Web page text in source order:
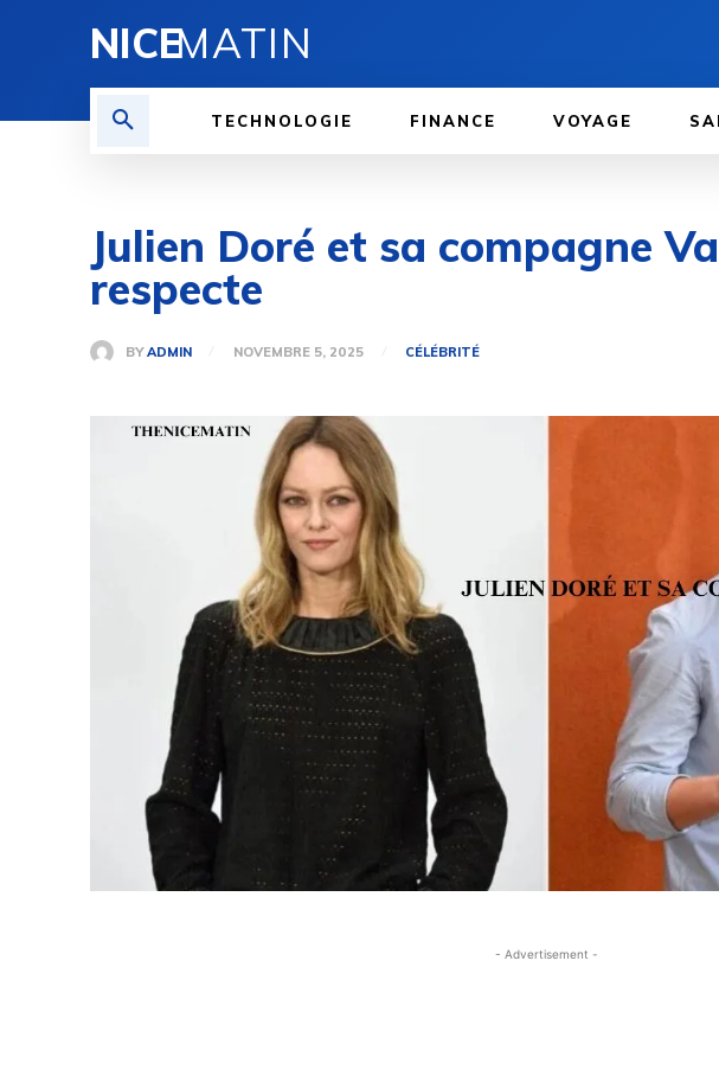
NICEMATIN
TECHNOLOGIE FINANCE VOYAGE
Julien Doré et sa compagne
respecte
BY ADMIN NOVEMBRE 5, 2025 CÉLÉBRITÉ
- Advertisement -